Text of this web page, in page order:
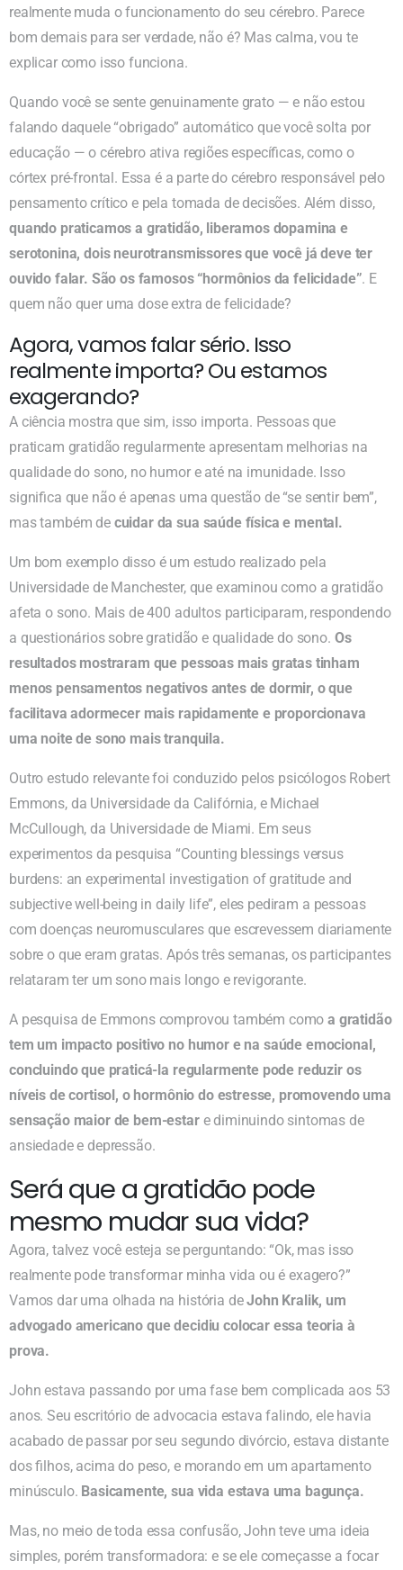
realmente muda o funcionamento do seu cérebro. Parece
bom demais para ser verdade, não é? Mas calma, vou te
explicar como isso funciona.
Quando você se sente genuinamente grato — e não estou
falando daquele “obrigado” automático que você solta por
educação — o cérebro ativa regiões específicas, como o
córtex pré-frontal. Essa é a parte do cérebro responsável pelo
pensamento crítico e pela tomada de decisões. Além disso,
quando praticamos a gratidão, liberamos dopamina e
serotonina, dois neurotransmissores que você já deve ter
ouvido falar. São os famosos “hormônios da felicidade”. E
quem não quer uma dose extra de felicidade?
Agora, vamos falar sério. Isso
realmente importa? Ou estamos
exagerando?
A ciência mostra que sim, isso importa. Pessoas que
praticam gratidão regularmente apresentam melhorias na
qualidade do sono, no humor e até na imunidade. Isso
significa que não é apenas uma questão de “se sentir bem”,
mas também de cuidar da sua saúde física e mental.
Um bom exemplo disso é um estudo realizado pela
Universidade de Manchester, que examinou como a gratidão
afeta o sono. Mais de 400 adultos participaram, respondendo
a questionários sobre gratidão e qualidade do sono. Os
resultados mostraram que pessoas mais gratas tinham
menos pensamentos negativos antes de dormir, o que
facilitava adormecer mais rapidamente e proporcionava
uma noite de sono mais tranquila.
Outro estudo relevante foi conduzido pelos psicólogos Robert
Emmons, da Universidade da Califórnia, e Michael
McCullough, da Universidade de Miami. Em seus
experimentos da pesquisa “Counting blessings versus
burdens: an experimental investigation of gratitude and
subjective well-being in daily life”, eles pediram a pessoas
com doenças neuromusculares que escrevessem diariamente
sobre o que eram gratas. Após três semanas, os participantes
relataram ter um sono mais longo e revigorante.
A pesquisa de Emmons comprovou também comoa gratidão
tem um impacto positivo no humor e na saúde emocional,
concluindo que praticá-la regularmente pode reduzir os
níveis de cortisol, o hormônio do estresse, promovendo uma
sensação maior de bem-estare diminuindo sintomas de
ansiedade e depressão.
Será que a gratidão pode
mesmo mudar sua vida?
Agora, talvez você esteja se perguntando: “Ok, mas isso
realmente pode transformar minha vida ou é exagero?”
Vamos dar uma olhada na história deJohn Kralik, um
advogado americano que decidiu colocar essa teoria à
prova.
John estava passando por uma fase bem complicada aos 53
anos. Seu escritório de advocacia estava falindo, ele havia
acabado de passar por seu segundo divórcio, estava distante
dos filhos, acima do peso, e morando em um apartamento
minúsculo. Basicamente, sua vida estava uma bagunça.
Mas, no meio de toda essa confusão, John teve uma ideia
simples, porém transformadora: e se ele começasse a focar